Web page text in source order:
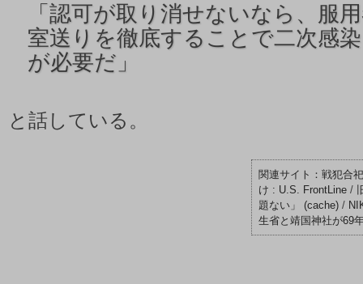
「 認可が取り消せないなら、服
室送りを徹底することで二次感
が必要だ」
と話している。
戦犯合
け : U.S. FrontLine /
題ない」
(cache) /
生省と靖国神社が69